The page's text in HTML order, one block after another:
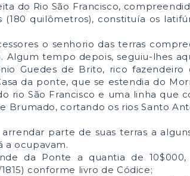
do Rio São Francisco,
quilômetros), constituía os
o senhorio das terras
Algum tempo depois, seguiu-lhes
Guedes de Brito, rico
da ponte, que se estendia do
rio São Francisco e uma linha que
Brumado, cortando os rios Santo
parte de suas terras a
a ocupavam.
da Ponte a quantia de
conforme livro de Códice;